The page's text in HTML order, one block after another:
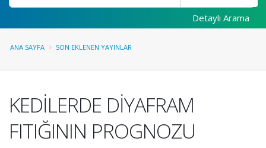
Detaylı Arama
ANA SAYFA SON EKLENEN YAYINLAR
KEDİLERDE DİYAFRAM
FITIĞININ PROGNOZU